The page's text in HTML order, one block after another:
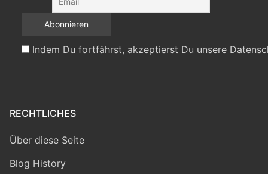
Indem Du fortfährst, akzeptierst Du unsere
RECHTLICHES
Über diese Seite
Blog History